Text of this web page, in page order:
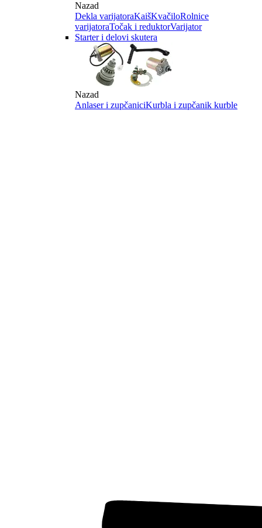
Nazad
Dekla varijatoraKaišKvačiloRolnice
varijatoraTočak i reduktorVarijator
Starter i delovi skutera
Nazad
Anlaser i zupčaniciKurbla i zupčanik kurble